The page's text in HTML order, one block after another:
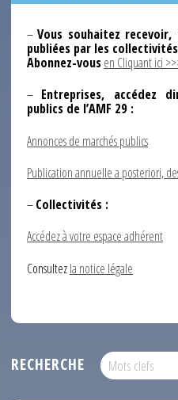
–Vous souhaitez recevoir,
publiées par les
Abonnez-vousen Cliquant ici
– Entreprises, accédez
publics de l’AMF 29 :
Annonces de marchés publics
Publication annuelle a posteriori,
–Collectivités :
Accédez à votre espace adhérent
Consultezla notice légale
RECHERCHE